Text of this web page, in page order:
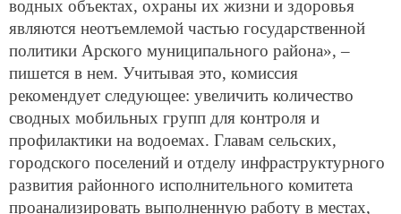
являются неотъемлемой частью государственной
политики Арского муниципального района», –
пишется в нем. Учитывая это, комиссия
рекомендует следующее: увеличить количество
сводных мобильных групп для контроля и
профилактики на водоемах. Главам сельских,
городского поселений и отделу инфраструктурного
развития районного исполнительного комитета
проанализировать выполненную работу в местах,